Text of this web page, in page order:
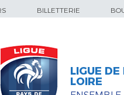
BILLETTERIE
LIGUE
LOIRE